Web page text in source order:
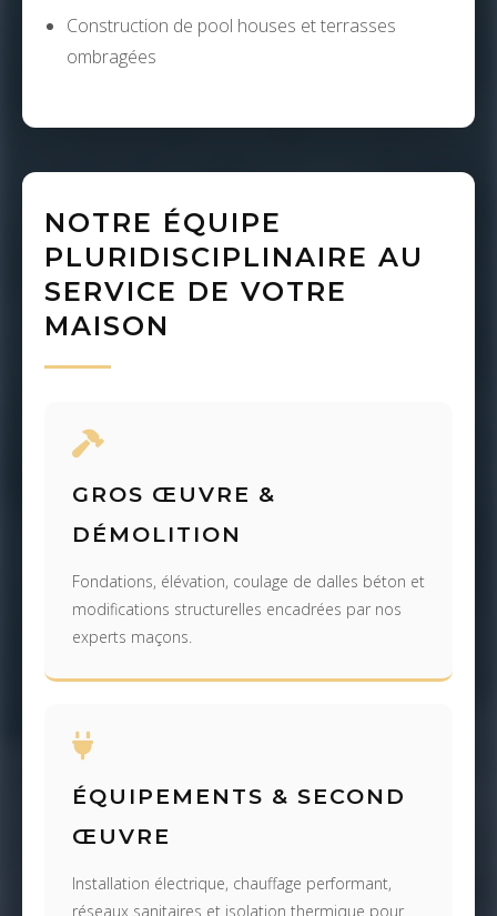
Construction de pool houses et terrasses
ombragées
NOTRE ÉQUIPE
PLURIDISCIPLINAIRE AU
SERVICE DE VOTRE
MAISON
GROS ŒUVRE &
DÉMOLITION
Fondations, élévation, coulage de dalles béton et
modifications structurelles encadrées par nos
experts maçons.
ÉQUIPEMENTS & SECOND
ŒUVRE
Installation électrique, chauffage performant,
réseaux sanitaires et isolation thermique pour